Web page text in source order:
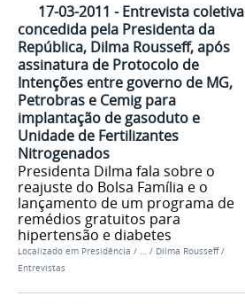
17-03-2011 - Entrevista coletiva
concedida pela Presidenta da
República, Dilma Rousseff, após
assinatura de Protocolo de
Intenções entre governo de MG,
Petrobras e Cemig para
implantação de gasoduto e
Unidade de Fertilizantes
Nitrogenados
Presidenta Dilma fala sobre o
reajuste do Bolsa Família e o
lançamento de um programa de
remédios gratuitos para
hipertensão e diabetes
Localizado em Presidência / / Dilma Rousseff /
Entrevistas